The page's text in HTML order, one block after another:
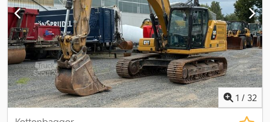
ist die Beschreibung gemäß Kaufvertrag. Unser Angebot ist
generell ohne neue TÜV-Abnahme. Falls neue TÜV-Abnahme
erwünscht, unterbreiten wir Ihnen gerne ein Angebot unserer
Partnerwerkstätten! Fahrzeug kann mit Werbung beklebt
und/oder beschriftet sein. Es gelten unsere allgemeinen Liefer-
und Zahlungsbedingungen.
1 / 32